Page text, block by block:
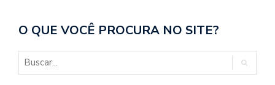
O QUE VOCÊ PROCURA NO SITE?